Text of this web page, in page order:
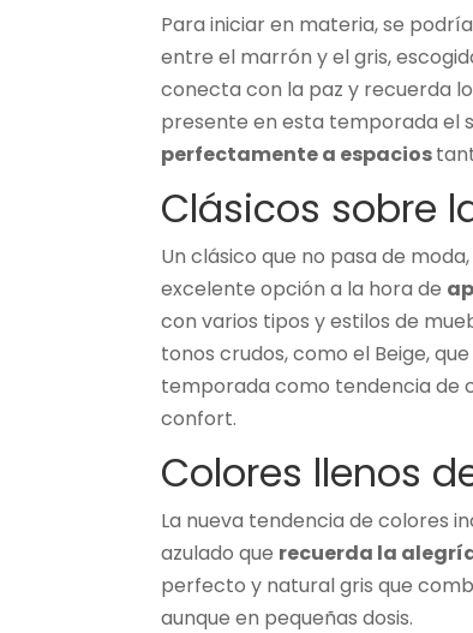
Para iniciar en materia, se
entre el marrón y el gris,
conecta con la paz y recuerda
presente en esta temporada el
perfectamente a espacios
Clásicos sobre
Un clásico que no pasa de
excelente opción a la hora de
con varios tipos y estilos de
tonos crudos, como el Beige,
temporada como tendencia de
confort.
Colores llenos
La nueva tendencia de colores
azulado que recuerda la
perfecto y natural gris que
aunque en pequeñas dosis.